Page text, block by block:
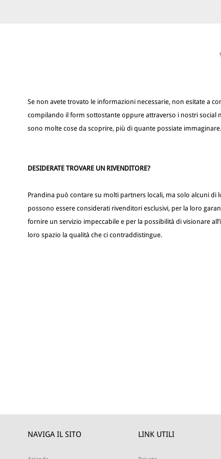
Se non avete trovato le informazioni necessarie, non esitate a
compilando il form sottostante oppure attraverso i nostri social
sono molte cose da scoprire, più di quante possiate immaginare.
DESIDERATE TROVARE UN RIVENDITORE?
Prandina può contare su molti partners locali, ma solo alcuni di
possono essere considerati rivenditori esclusivi, per la loro
fornire un servizio impeccabile e per la possibilità di visionare
loro spazio la qualità che ci contraddistingue.
NAVIGA IL SITO LINK UTILI